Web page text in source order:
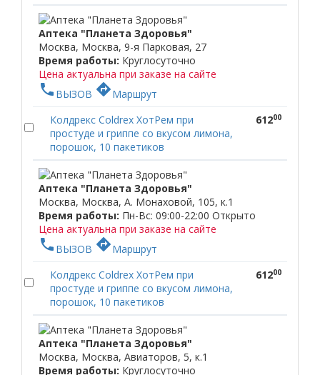
Аптека "Планета Здоровья"
Москва, Москва, 9-я Парковая, 27
Время работы: Круглосуточно
Цена актуальна при заказе на сайте
phone ВЫЗОВ directionsМаршрут
Колдрекс Coldrex ХотРем при
простуде и гриппе со вкусом лимона,
порошок, 10 пакетиков
61200
Аптека "Планета Здоровья"
Москва, Москва, А. Монаховой, 105, к.1
Время работы: Пн-Вс: 09:00-22:00 Открыто
Цена актуальна при заказе на сайте
phone ВЫЗОВ directionsМаршрут
Колдрекс Coldrex ХотРем при
простуде и гриппе со вкусом лимона,
порошок, 10 пакетиков
61200
Аптека "Планета Здоровья"
Москва, Москва, Авиаторов, 5, к.1
Время работы: Круглосуточно